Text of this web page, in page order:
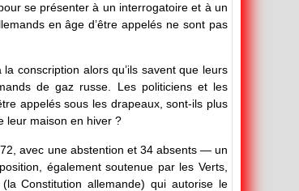
se présenter à un interrogatoire et à un
en âge d’être appelés ne sont pas
conscription alors qu’ils savent que leurs
de gaz russe. Les politiciens et les
appelés sous les drapeaux, sont-ils plus
leur maison en hiver ?
avec une abstention et 34 absents — un
également soutenue par les Verts,
Constitution allemande) qui autorise le